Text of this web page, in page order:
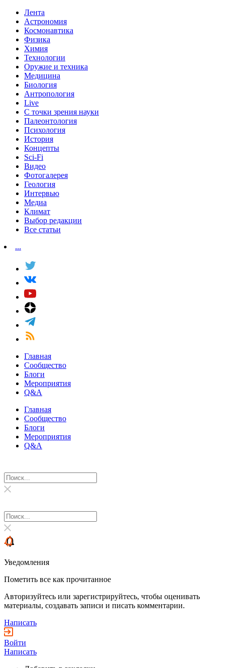
Лента
Астрономия
Космонавтика
Физика
Химия
Технологии
Оружие и техника
Медицина
Биология
Антропология
Live
С точки зрения науки
Палеонтология
Психология
История
Концепты
Sci-Fi
Видео
Фотогалерея
Геология
Интервью
Медиа
Климат
Выбор редакции
Все статьи
...
Главная
Сообщество
Блоги
Мероприятия
Q&A
Главная
Сообщество
Блоги
Мероприятия
Q&A
Уведомления
Пометить все как прочитанное
Авторизуйтесь или зарегистрируйтесь, чтобы оценивать
материалы, создавать записи и писать комментарии.
Написать
Войти
Написать